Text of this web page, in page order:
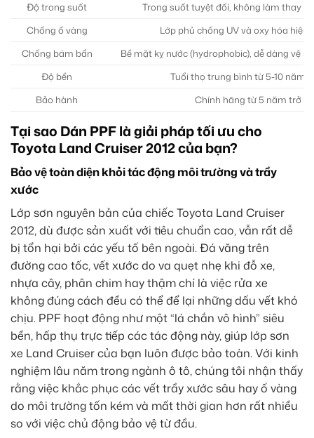
Độ trong suốt
Trong suốt tuyệt đối, không làm thay
Chống ố vàng
Lớp phủ chống UV và oxy hóa
Chống bám bẩn
Bề mặt kỵ nước (hydrophobic), dễ dàng vệ
Độ bền
Tuổi thọ trung bình từ 5-10 năm
Bảo hành
Chính hãng từ 5 năm trở
Tại sao Dán PPF là giải pháp tối ưu cho
Toyota Land Cruiser 2012 của bạn?
Bảo vệ toàn diện khỏi tác động môi trường và trầy
xước
Lớp sơn nguyên bản của chiếc Toyota Land Cruiser
2012, dù được sản xuất với tiêu chuẩn cao, vẫn rất dễ
bị tổn hại bởi các yếu tố bên ngoài. Đá văng trên
đường cao tốc, vết xước do va quẹt nhẹ khi đỗ xe,
nhựa cây, phân chim hay thậm chí là việc rửa xe
không đúng cách đều có thể để lại những dấu vết khó
chịu. PPF hoạt động như một “lá chắn vô hình” siêu
bền, hấp thụ trực tiếp các tác động này, giúp lớp sơn
xe Land Cruiser của bạn luôn được bảo toàn. Với kinh
nghiệm lâu năm trong ngành ô tô, chúng tôi nhận thấy
rằng việc khắc phục các vết trầy xước sâu hay ố vàng
do môi trường tốn kém và mất thời gian hơn rất nhiều
so với việc chủ động bảo vệ từ đầu.